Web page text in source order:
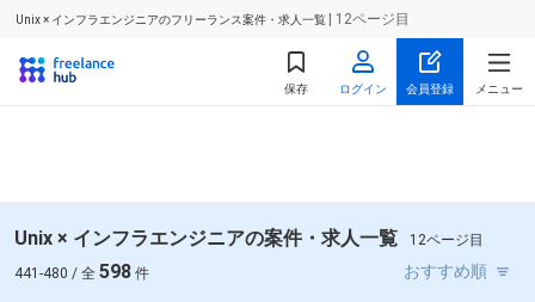
Unix × インフラエンジニアのフリーランス案件・求人一覧 | 12ページ目
保存 ログイン 会員登録 メニュー
Unix × インフラエンジニアの案件・求人一覧
12ページ目
441-480 / 全 598 件